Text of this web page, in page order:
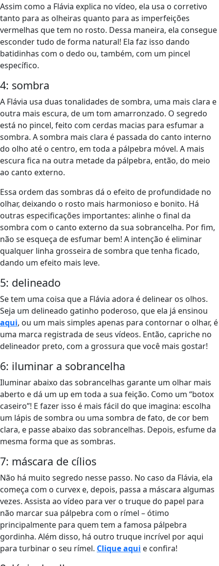
Assim como a Flávia explica no vídeo, ela usa o corretivo
tanto para as olheiras quanto para as imperfeições
vermelhas que tem no rosto. Dessa maneira, ela consegue
esconder tudo de forma natural! Ela faz isso dando
batidinhas com o dedo ou, também, com um pincel
específico.
4: sombra
A Flávia usa duas tonalidades de sombra, uma mais clara e
outra mais escura, de um tom amarronzado. O segredo
está no pincel, feito com cerdas macias para esfumar a
sombra. A sombra mais clara é passada do canto interno
do olho até o centro, em toda a pálpebra móvel. A mais
escura fica na outra metade da pálpebra, então, do meio
ao canto externo.
Essa ordem das sombras dá o efeito de profundidade no
olhar, deixando o rosto mais harmonioso e bonito. Há
outras especificações importantes: alinhe o final da
sombra com o canto externo da sua sobrancelha. Por fim,
não se esqueça de esfumar bem! A intenção é eliminar
qualquer linha grosseira de sombra que tenha ficado,
dando um efeito mais leve.
5: delineado
Se tem uma coisa que a Flávia adora é delinear os olhos.
Seja um delineado gatinho poderoso, que ela já ensinou
aqui, ou um mais simples apenas para contornar o olhar, é
uma marca registrada de seus vídeos. Então, capriche no
delineador preto, com a grossura que você mais gostar!
6: iluminar a sobrancelha
Iluminar abaixo das sobrancelhas garante um olhar mais
aberto e dá um up em toda a sua feição. Como um “botox
caseiro”! E fazer isso é mais fácil do que imagina: escolha
um lápis de sombra ou uma sombra de fato, de cor bem
clara, e passe abaixo das sobrancelhas. Depois, esfume da
mesma forma que as sombras.
7: máscara de cílios
Não há muito segredo nesse passo. No caso da Flávia, ela
começa com o curvex e, depois, passa a máscara algumas
vezes. Assista ao vídeo para ver o truque do papel para
não marcar sua pálpebra com o rímel – ótimo
principalmente para quem tem a famosa pálpebra
gordinha. Além disso, há outro truque incrível por aqui
para turbinar o seu rímel. Clique aqui e confira!